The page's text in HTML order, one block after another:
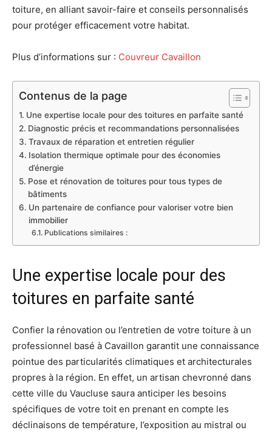
toiture, en alliant savoir-faire et conseils personnalisés
pour protéger efficacement votre habitat.
Plus d’informations sur : Couvreur Cavaillon
Contenus de la page
Une expertise locale pour des toitures en parfaite santé
Diagnostic précis et recommandations personnalisées
Travaux de réparation et entretien régulier
Isolation thermique optimale pour des économies
d’énergie
Pose et rénovation de toitures pour tous types de
bâtiments
Un partenaire de confiance pour valoriser votre bien
immobilier
Publications similaires :
Une expertise locale pour des
toitures en parfaite santé
Confier la rénovation ou l’entretien de votre toiture à un
professionnel basé à Cavaillon garantit une connaissance
pointue des particularités climatiques et architecturales
propres à la région. En effet, un artisan chevronné dans
cette ville du Vaucluse saura anticiper les besoins
spécifiques de votre toit en prenant en compte les
déclinaisons de température, l’exposition au mistral ou